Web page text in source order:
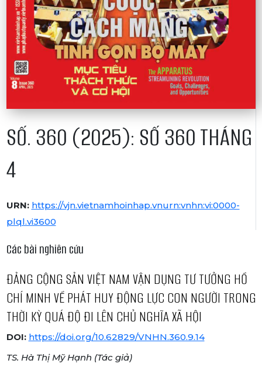
SỐ. 360 (2025): SỐ 360 THÁNG
4
URN: https://vjn.vietnamhoinhap.vnurn:vnhn:vi:0000-
plql.vi3600
Các bài nghiên cứu
ĐẢNG CỘNG SẢN VIỆT NAM VẬN DỤNG TƯ TƯỞNG HỒ
CHÍ MINH VỀ PHÁT HUY ĐỘNG LỰC CON NGƯỜI TRONG
THỜI KỲ QUÁ ĐỘ ĐI LÊN CHỦ NGHĨA XÃ HỘI
DOI: https://doi.org/10.62829/VNHN.360.9.14
TS. Hà Thị Mỹ Hạnh (Tác giả)